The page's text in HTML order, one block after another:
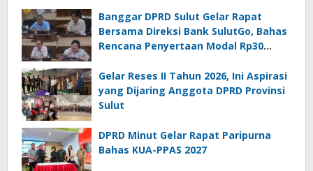
Banggar DPRD Sulut Gelar Rapat
Bersama Direksi Bank SulutGo, Bahas
Rencana Penyertaan Modal Rp30
Gelar Reses II Tahun 2026, Ini Aspirasi
yang Dijaring Anggota DPRD Provinsi
Sulut
DPRD Minut Gelar Rapat Paripurna
Bahas KUA-PPAS 2027